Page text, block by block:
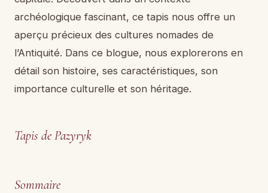
archéologique fascinant, ce tapis nous offre un
aperçu précieux des cultures nomades de
l’Antiquité. Dans ce blogue, nous explorerons en
détail son histoire, ses caractéristiques, son
importance culturelle et son héritage.
Tapis de Pazyryk
Sommaire